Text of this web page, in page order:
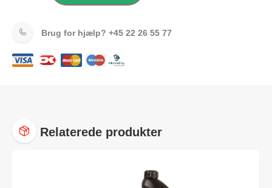
Brug for hjælp? +45 22 26 55 77
Relaterede produkter